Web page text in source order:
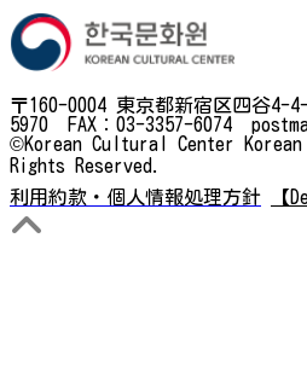
〒160-0004 東京都新宿区四谷4-
5970 FAX：03-3357-6074
©Korean Cultural Center Korean
Rights Reserved.
利用約款・個人情報処理方針
【